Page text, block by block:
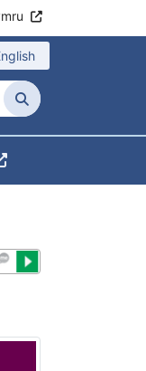
Chwilio
ar